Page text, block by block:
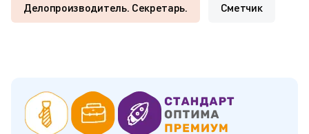
Делопроизводитель. Секретарь. Сметчик